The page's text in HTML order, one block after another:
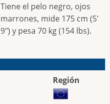
Tiene el pelo negro, ojos
marrones, mide 175 cm (5'
9") y pesa 70 kg (154 lbs).
Región